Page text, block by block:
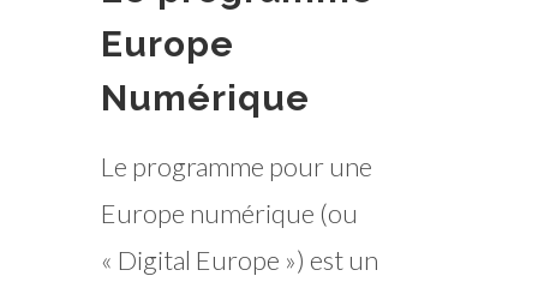
Europe
Numérique
Le programme pour une
Europe numérique (ou
« Digital Europe ») est un